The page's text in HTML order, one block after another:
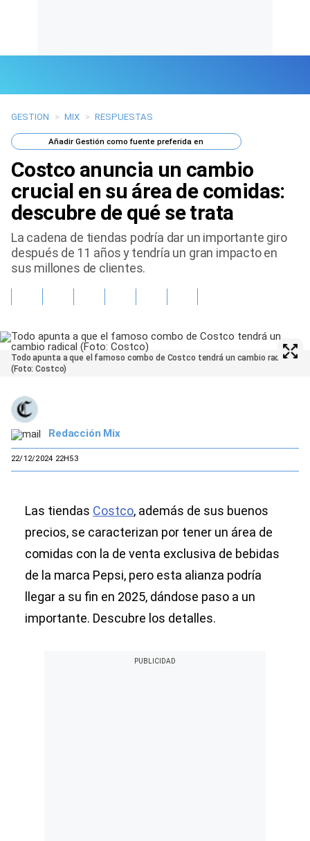
Últimas Noticias
Mi Bolsillo
Respuestas
Gente
Vida Laboral
Sports
GESTION > MIX > RESPUESTAS
AñadirGestión como fuente preferida en
Costco anuncia un cambio
crucial en su área de comidas:
descubre de qué se trata
La cadena de tiendas podría dar un importante giro
después de 11 años y tendría un gran impacto en
sus millones de clientes.
Todo apunta a que el famoso combo de Costco tendrá un cambio radical
(Foto: Costco)
Redacción Mix
22/12/2024 22H53
Las tiendas Costco, además de sus buenos
precios, se caracterizan por tener un área de
comidas con la de venta exclusiva de bebidas
de la marca Pepsi, pero esta alianza podría
llegar a su fin en 2025, dándose paso a un
importante. Descubre los detalles.